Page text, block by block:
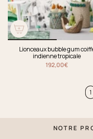
Lionceaux bubble gum
indienne tropicale
192,00€
1
NOTRE